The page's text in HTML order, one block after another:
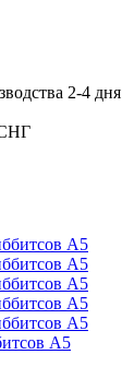
2-4 дня
СНГ
А5